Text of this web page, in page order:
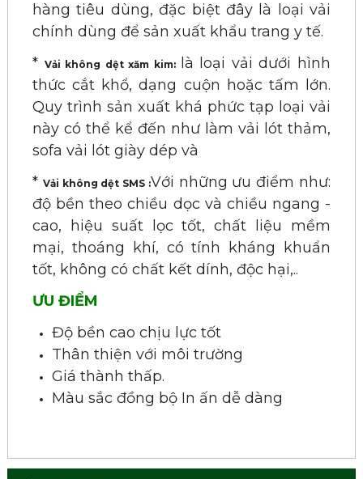
hàng tiêu dùng, đặc biệt đây là loại vải
chính dùng để sản xuất khẩu trang y tế.
* Vải không dệt xăm kim:
là loại vải dưới hình
thức cắt khổ, dạng cuộn hoặc tấm lớn.
Quy trình sản xuất khá phức tạp loại vải
này có thể kể đến như làm vải lót thảm,
sofa vải lót giày dép và
* Vải không dệt SMS :Với những ưu điểm như:
độ bền theo chiều dọc và chiều ngang -
cao, hiệu suất lọc tốt, chất liệu mềm
mại, thoáng khí, có tính kháng khuẩn
tốt, không có chất kết dính, độc hại,..
ƯU ĐIỂM
Độ bền cao chịu lực tốt
Thân thiện với môi trường
Giá thành thấp.
Màu sắc đồng bộ In ấn dễ dàng